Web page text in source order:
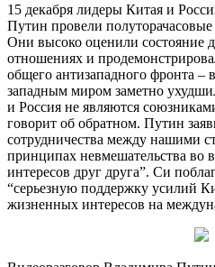
15 декабря лидеры Китая и
Путин провели
Они высоко оценили состояние
отношениях и
общего антизападного фронта –
западным миром заметно
и Россия не являются
говорит об обратном. Путин
сотрудничества между нашими
принципах невмешательства во
интересов друг друга”. Си
“серьезную поддержку усилий
жизненных интересов на